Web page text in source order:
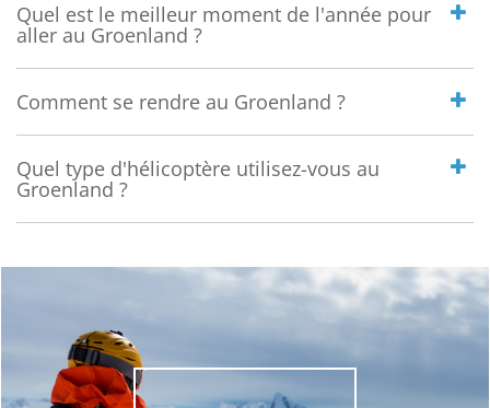
Quel est le meilleur moment de l'année pour
aller au Groenland ?
Comment se rendre au Groenland ?
Quel type d'hélicoptère utilisez-vous au
Groenland ?